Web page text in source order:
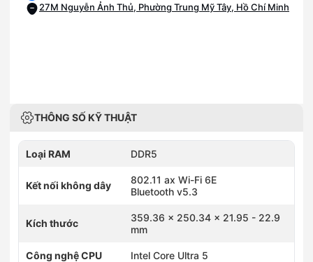
27M Nguyễn Ảnh Thủ, Phường Trung Mỹ Tây, Hồ Chí Minh
THÔNG SỐ KỸ THUẬT
Loại RAM DDR5
Kết nối không dây
802.11 ax Wi-Fi 6E
Bluetooth v5.3
Kích thước
359.36 x 250.34 x 21.95 - 22.9
mm
Công nghệ CPU Intel Core Ultra 5